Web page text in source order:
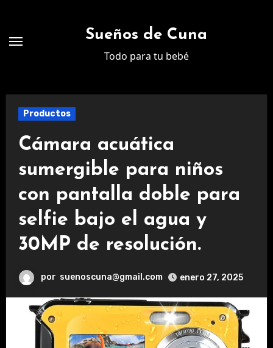
contenido
Sueños de Cuna
Todo para tu bebé
Productos
Cámara acuática
sumergible para niños
con pantalla doble para
selfie bajo el agua y
30MP de resolución.
por suenoscuna@gmail.com enero 27, 2025